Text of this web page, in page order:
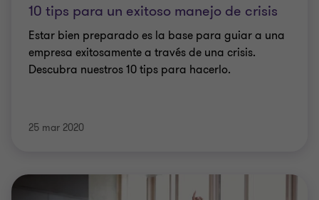
10 tips para un exitoso manejo de crisis
Estar bien preparado es la base para guiar a una
empresa exitosamente a través de una crisis.
Descubra nuestros 10 tips para hacerlo.
25 mar 2020